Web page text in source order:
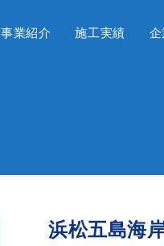
事業紹介 施工実績
浜松五島海